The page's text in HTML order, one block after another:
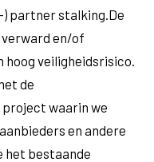
) partner stalking.De
en/of
hoog veiligheidsrisico.
de
project waarin we
en andere
het bestaande